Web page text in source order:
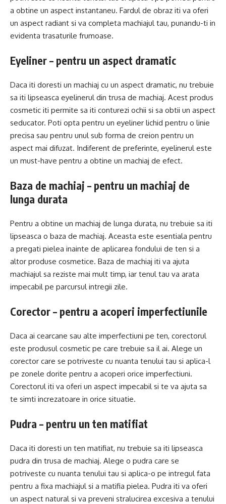
a obtine un aspect instantaneu. Fardul de obraz iti va oferi
un aspect radiant si va completa machiajul tau, punandu-ti in
evidenta trasaturile frumoase.
Eyeliner – pentru un aspect dramatic
Daca iti doresti un machiaj cu un aspect dramatic, nu trebuie
sa iti lipseasca eyelinerul din trusa de machiaj. Acest produs
cosmetic iti permite sa iti conturezi ochii si sa obtii un aspect
seducator. Poti opta pentru un eyeliner lichid pentru o linie
precisa sau pentru unul sub forma de creion pentru un
aspect mai difuzat. Indiferent de preferinte, eyelinerul este
un must-have pentru a obtine un machiaj de efect.
Baza de machiaj – pentru un machiaj de
lunga durata
Pentru a obtine un machiaj de lunga durata, nu trebuie sa iti
lipseasca o baza de machiaj. Aceasta este esentiala pentru
a pregati pielea inainte de aplicarea fondului de ten si a
altor produse cosmetice. Baza de machiaj iti va ajuta
machiajul sa reziste mai mult timp, iar tenul tau va arata
impecabil pe parcursul intregii zile.
Corector – pentru a acoperi imperfectiunile
Daca ai cearcane sau alte imperfectiuni pe ten, corectorul
este produsul cosmetic pe care trebuie sa il ai. Alege un
corector care se potriveste cu nuanta tenului tau si aplica-l
pe zonele dorite pentru a acoperi orice imperfectiuni.
Corectorul iti va oferi un aspect impecabil si te va ajuta sa
te simti increzatoare in orice situatie.
Pudra – pentru un ten matifiat
Daca iti doresti un ten matifiat, nu trebuie sa iti lipseasca
pudra din trusa de machiaj. Alege o pudra care se
potriveste cu nuanta tenului tau si aplica-o pe intregul fata
pentru a fixa machiajul si a matifia pielea. Pudra iti va oferi
un aspect natural si va preveni stralucirea excesiva a tenului